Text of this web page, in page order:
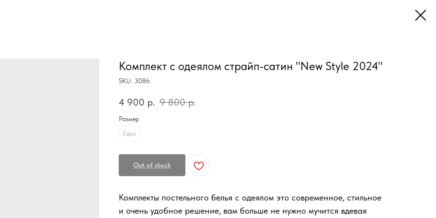
Комплект с одеялом страйп-сатин "New Style 2024"
SKU: 3086
4 900 р. 9 800 р.
Размер
Евро
Out of stock
Комплекты постельного белья с одеялом это современное, стильное
и очень удобное решение, вам больше не нужно мучится вдевая